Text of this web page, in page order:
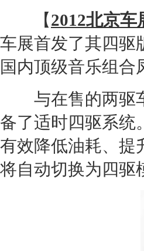
【2012北京车
车展首发了其四驱
国内顶级音乐组合
与在售的两驱
备了适时四驱系统
有效降低油耗、提
将自动切换为四驱